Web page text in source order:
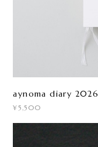
aynoma diary 2026
¥5,500